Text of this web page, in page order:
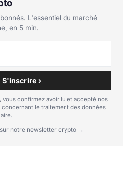
L'essentiel du marché
en 5 min.
S'inscrire ›
vous confirmez avoir lu et accepté nos
concernant le traitement des données
sur notre newsletter crypto →